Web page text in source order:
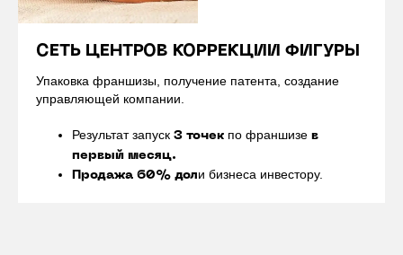
СЕТЬ ЦЕНТРОВ КОРРЕКЦИИ ФИГУРЫ
Упаковка франшизы, получение патента, создание
управляющей компании.
Результат запуск 3 точек по франшизе в
первый месяц.
Продажа 60% доли бизнеса инвестору.